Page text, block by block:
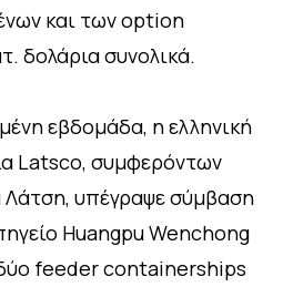
και των option
δολάρια συνολικά.
εβδομάδα, η ελληνική
Latsco, συμφερόντων
υπέγραψε σύμβαση
Huangpu Wenchong
feeder containerships